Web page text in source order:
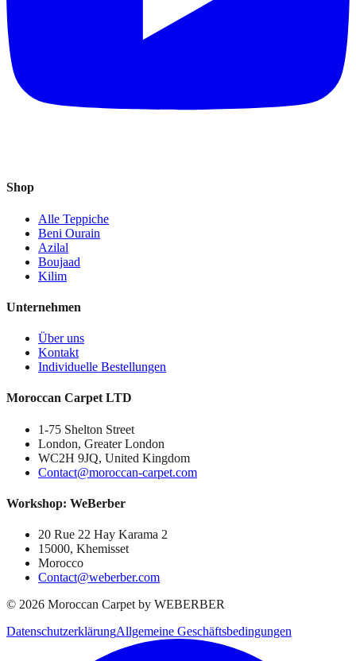
Shop
Alle Teppiche
Beni Ourain
Azilal
Boujaad
Kilim
Unternehmen
Über uns
Kontakt
Individuelle Bestellungen
Moroccan Carpet LTD
1-75 Shelton Street
London, Greater London
WC2H 9JQ, United Kingdom
Contact@moroccan-carpet.com
Workshop: WeBerber
20 Rue 22 Hay Karama 2
15000, Khemisset
Morocco
Contact@weberber.com
© 2026 Moroccan Carpet by WEBERBER
DatenschutzerklärungAllgemeine Geschäftsbedingungen